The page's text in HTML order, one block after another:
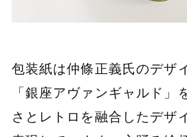
包装紙は仲條正義氏のデザ
「銀座アヴァンギャルド」
さとレトロを融合したデザ